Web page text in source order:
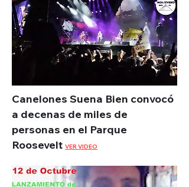
Canelones Suena Bien convocó
a decenas de miles de
personas en el Parque
Roosevelt VER VIDEO